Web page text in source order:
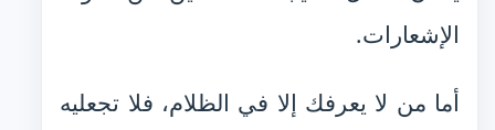
الإشعارات.
أما من لا يعرفك إلا في الظلام، فلا تجعليه